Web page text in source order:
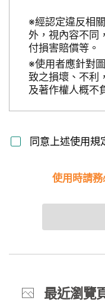
※經認定違反相
外，視內容不同
付損害賠償等。
※使用者應針對
致之損壞、不利
及著作權人概不
同意上述使用規
使用時請務
最近瀏覽